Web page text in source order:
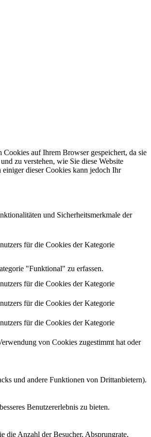
auf Ihrem Browser gespeichert, da sie
zu verstehen, wie Sie diese Website
dieser Cookies kann jedoch Ihr
und Sicherheitsmerkmale der
für die Cookies der Kategorie
"Funktional" zu erfassen.
für die Cookies der Kategorie
für die Cookies der Kategorie
für die Cookies der Kategorie
von Cookies zugestimmt hat oder
und andere Funktionen von Drittanbietern).
Benutzererlebnis zu bieten.
die Anzahl der Besucher, Absprungrate,